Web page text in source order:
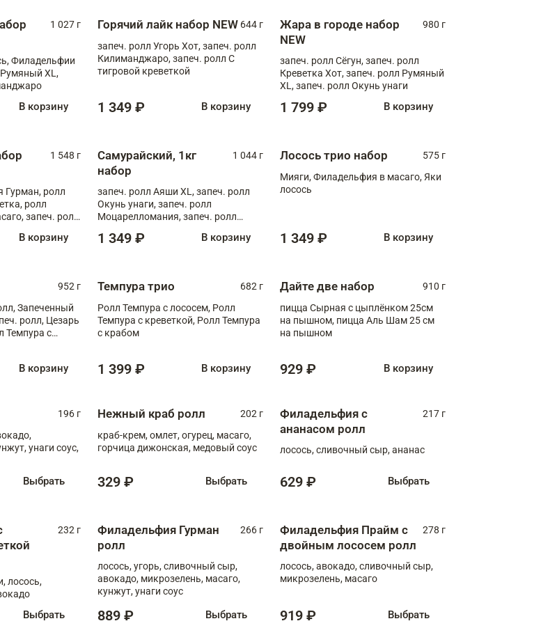
1 027 г
Филадельфии
XL,
В корзину
Горячий лайк набор NEW 644 г
запеч. ролл Угорь Хот, запеч. ролл
Килиманджаро, запеч. ролл С
тигровой креветкой
1 349 ₽ В корзину
Жара в городе набор
NEW
980 г
запеч. ролл Сёгун, запеч. ролл
Креветка Хот, запеч. ролл Румяный
XL, запеч. ролл Окунь унаги
1 799 ₽ В корзину
1 548 г
Гурман, ролл
ролл
запеч. ролл
с моцареллой,
В корзину
Самурайский, 1кг
набор
1 044 г
запеч. ролл Аяши XL, запеч. ролл
Окунь унаги, запеч. ролл
Моцарелломания, запеч. ролл
1 349 ₽ В корзину
Лосось трио набор
575 г
Мияги, Филадельфия в масаго, Яки
лосось
1 349 ₽ В корзину
952 г
Запеченный
ролл, Цезарь
Темпура с
В корзину
Темпура трио
682 г
Ролл Темпура с лососем, Ролл
Темпура с креветкой, Ролл Темпура
с крабом
1 399 ₽ В корзину
Дайте две набор
910 г
пицца Сырная с цыплёнком 25см
на пышном, пицца Аль Шам 25 см
на пышном
929 ₽ В корзину
196 г
унаги соус,
Выбрать
Нежный краб ролл
202 г
краб-крем, омлет, огурец, масаго,
горчица дижонская, медовый соус
329 ₽ Выбрать
Филадельфия с
ананасом ролл
217 г
лосось, сливочный сыр, ананас
629 ₽ Выбрать
232 г
лосось,
Выбрать
Филадельфия Гурман
ролл
266 г
лосось, угорь, сливочный сыр,
авокадо, микрозелень, масаго,
кунжут, унаги соус
889 ₽ Выбрать
Филадельфия Прайм с
двойным лососем ролл
278 г
лосось, авокадо, сливочный сыр,
микрозелень, масаго
919 ₽ Выбрать